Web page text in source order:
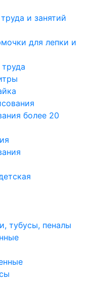
и занятий
для лепки и
более 20
тубусы, пеналы